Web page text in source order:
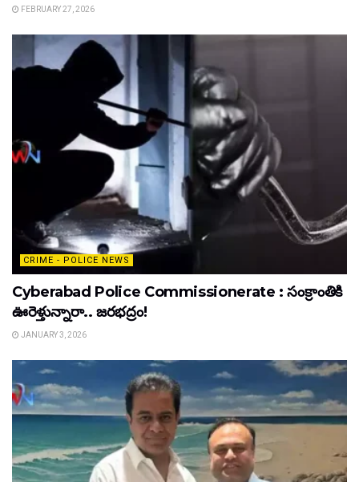
FEBRUARY 27, 2026
CRIME - POLICE NEWS
Cyberabad Police Commissionerate : సంక్రాంతికి
ఊరెళ్తున్నారా.. జరభద్రం!
JANUARY 3, 2026